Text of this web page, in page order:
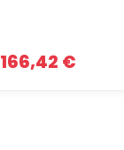
166,42 €